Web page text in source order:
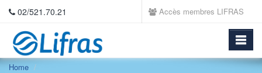
02/521.70.21 Accès membres LIFRAS
Home